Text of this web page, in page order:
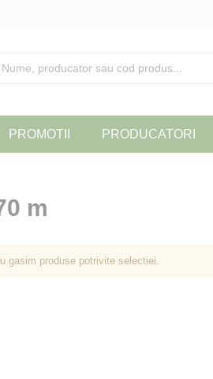
PROMOTII PRODUCATORI
m
gasim produse potrivite selectiei.